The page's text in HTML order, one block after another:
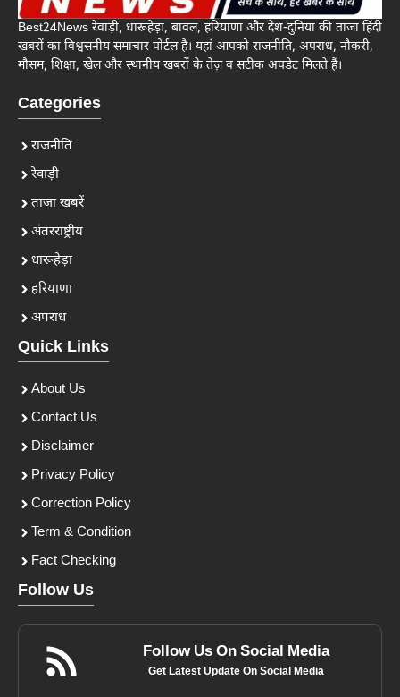
Best24News रेवाड़ी, धारूहेड़ा, बावल, हरियाणा और देश-दुनिया की ताजा हिंदी
खबरों का विश्वसनीय समाचार पोर्टल है। यहां आपको राजनीति, अपराध, नौकरी,
मौसम, शिक्षा, खेल और स्थानीय खबरों के तेज़ व सटीक अपडेट मिलते हैं।
Categories
राजनीति
रेवाड़ी
ताजा खबरें
अंतरराष्ट्रीय
धारूहेड़ा
हरियाणा
अपराध
Quick Links
About Us
Contact Us
Disclaimer
Privacy Policy
Correction Policy
Term & Condition
Fact Checking
Follow Us
Follow Us On Social Media
Get Latest Update On Social Media